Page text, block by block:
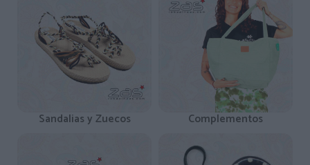
Sandalias y Zuecos Complementos